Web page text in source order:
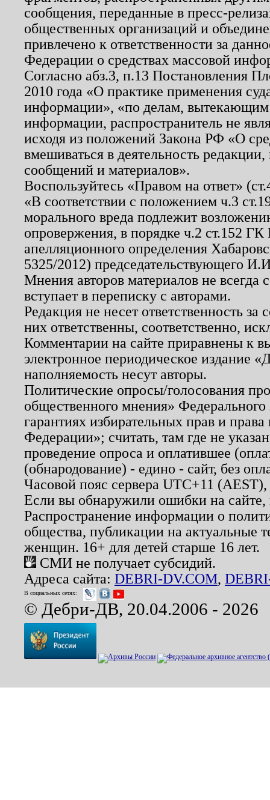
сообщения, переданные в пресс-
общественных организаций и
привлечено к ответственности за
Федерации о средствах массовой
Согласно абз.3, п.13 Постановления
2010 года «О практике применения
информации», «по делам, вытекающим
информации, распространитель не
исходя из положений Закона РФ «О
вмешиваться в деятельность
сообщений и материалов».
Воспользуйтесь «Правом на ответ»
«В соответствии с положением ч.3
морального вреда подлежит
опровержения, в порядке ч.2 ст.152
апелляционного определения
5325/2012) председательствующего
Мнения авторов материалов не
вступает в переписку с авторами.
Редакция не несет ответственность
них ответственны, соответственно,
Комментарии на сайте приравнены к
электронное периодическое издание
наполняемость несут авторы.
Политические опросы/голосования
общественного мнения»
гарантиях избирательных прав и
Федерации»; считать, там где не
проведение опроса и оплатившее
(обнародование) - едино - сайт, без
Часовой пояс сервера UTC+11
Если вы обнаружили ошибки на
Распространение информации о
общества, публикации на актуальные
женщин. 16+ для детей старше 16 лет.
СМИ не получает субсидий.
Адреса сайта: DEBRI-DV.COM,
В социальных сетях:
© Дебри-ДВ, 20.04.2006 - 2026